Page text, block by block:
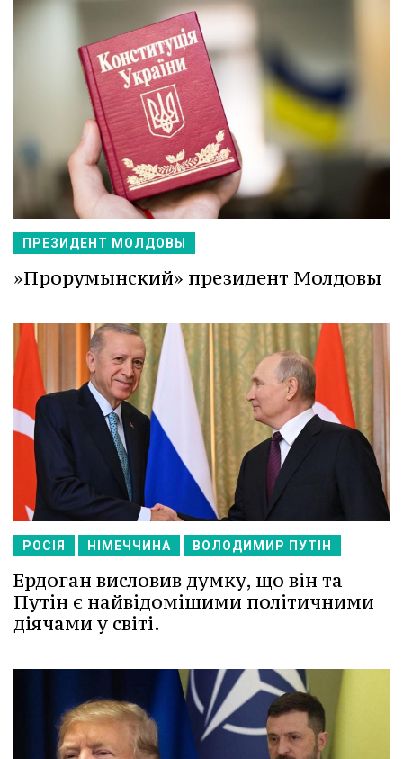
ПРЕЗИДЕНТ МОЛДОВЫ
»Прорумынский» президент Молдовы
РОСІЯ НІМЕЧЧИНА ВОЛОДИМИР ПУТІН
Ердоган висловив думку, що він та
Путін є найвідомішими політичними
діячами у світі.